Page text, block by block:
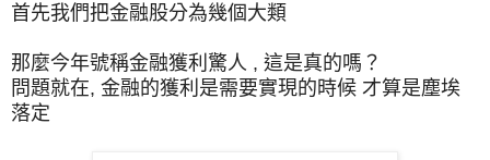
首先我們把金融股分為幾個大類
那麼今年號稱金融獲利驚人 , 這是真的嗎？
問題就在, 金融的獲利是需要實現的時候 才算是塵埃
落定